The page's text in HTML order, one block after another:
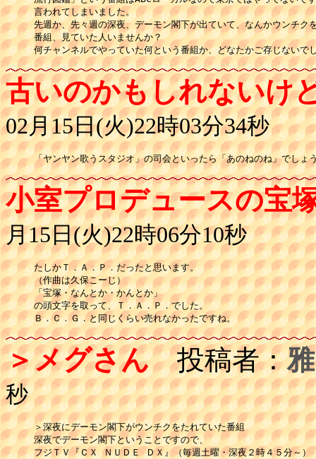
言われてしまいました。
先週か、先々週の深夜、デーモン閣下が出ていて、なんかウンチク
番組、見ていた人いませんか？
何チャンネルでやっていた何という番組か、どなたかご存じないで
古いのかもしれないけ
02月15日(火)22時03分34秒
「ヤンヤン歌うスタジオ」の司会といったら「あのねのね」でしょ
小室プロデュースの宝
月15日(火)22時06分10秒
たしかＴ．Ａ．Ｐ．だったと思います。
（作曲は久保こーじ）
「宝塚・なんとか・かんとか」
の頭文字を取って、Ｔ．Ａ．Ｐ．でした。
Ｂ．Ｃ．Ｇ．と同じくらい売れなかったですね。
＞メグさん投稿者：雅
秒
＞深夜にデーモン閣下がウンチクをたれていた番組
深夜でデーモン閣下ということですので、
フジＴＶ『ＣＸ ＮＵＤＥ ＤＸ』（毎週土曜・深夜２時４５分～）